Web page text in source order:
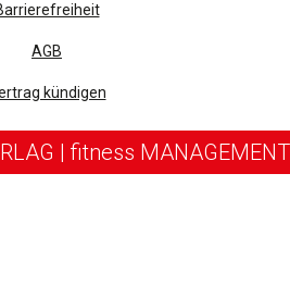
AGB
kündigen
| fitness MANAGEMENT